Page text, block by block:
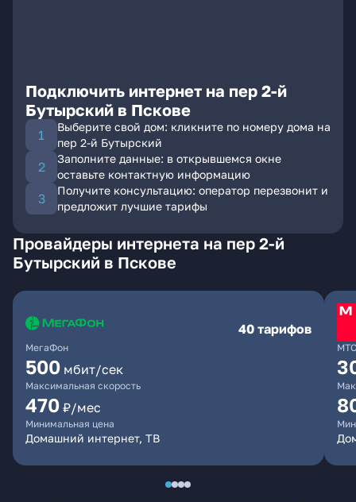
Подключить интернет на пер 2-й
Бутырский в Пскове
Выберите свой дом: кликните по номеру дома на
пер 2-й Бутырский
Заполните данные: в открывшемся окне
оставьте контактную информацию
Получите консультацию: оператор перезвонит и
предложит лучшие тарифы
Провайдеры интернета на пер 2-й
Бутырский в Пскове
МегаФон
40 тарифов
500 мбит/сек
Максимальная скорость
470 ₽/мес
Минимальная цена
Домашний интернет, ТВ
МТС